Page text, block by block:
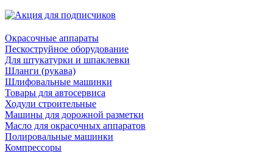
Окрасочные аппараты
Пескоструйное оборудование
Для штукатурки и шпаклевки
Шланги (рукава)
Шлифовальные машинки
Товары для автосервиса
Ходули строительные
Машины для дорожной разметки
Масло для окрасочных аппаратов
Полировальные машинки
Компрессоры